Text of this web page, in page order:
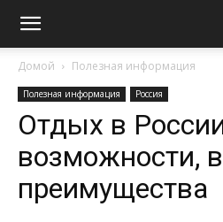
Домой Полезная информация
Полезная информация Россия
Отдых в
возможности,
преимущества